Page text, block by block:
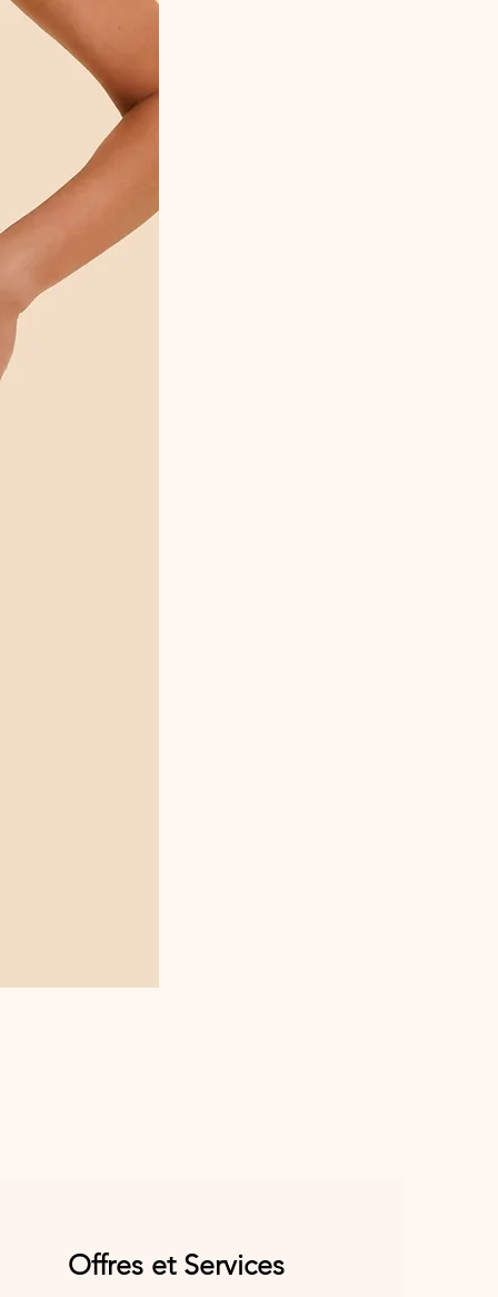
Composition : 58% Polyamide , 25%
Polyester , 17% Élasthane
Offres et Services